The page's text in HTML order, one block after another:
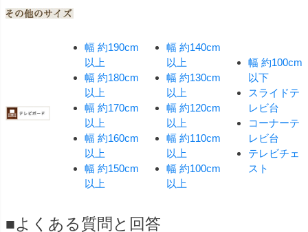
幅 約190cm
以上
幅 約180cm
以上
幅 約170cm
以上
幅 約160cm
以上
幅 約150cm
以上
幅 約140cm
以上
幅 約130cm
以上
幅 約120cm
以上
幅 約110cm
以上
幅 約100cm
以上
幅 約100cm
以下
スライドテ
レビ台
コーナーテ
レビ台
テレビチェ
スト
■よくある質問と回答